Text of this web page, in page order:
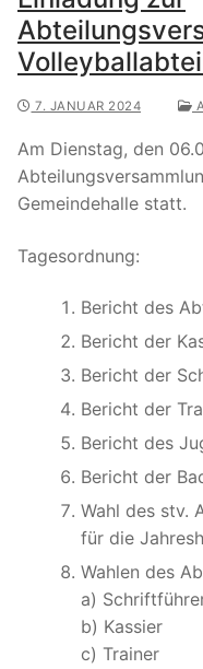
7. JANUAR 2024
Am Dienstag, den
Gemeindehalle statt.
Tagesordnung:
Bericht des
Bericht der
Bericht der
Bericht der
Bericht des
Bericht der
Wahl des stv.
für die
Wahlen des
a)
b) Kassier
c) Trainer